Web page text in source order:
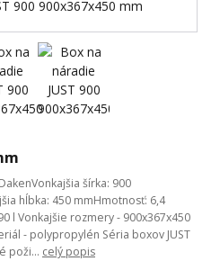
šírka: 900
hĺbka: 450 mmHmotnosť: 6,4
l Vonkajšie rozmery - 900x367x450
- polypropylén Séria boxov JUST
poži... celý popis